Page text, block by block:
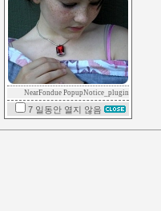
NearFondue PopupNotice_plugin
7 일동안 열지 않음